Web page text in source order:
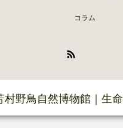
コラム
村野鳥自然博物館｜生